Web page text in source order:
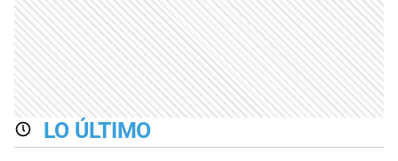
LO ÚLTIMO